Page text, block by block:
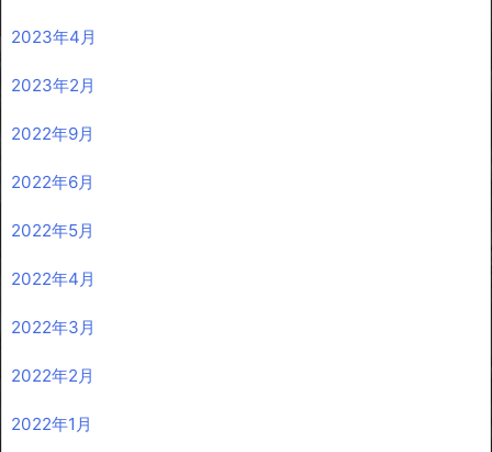
2023年4月
2023年2月
2022年9月
2022年6月
2022年5月
2022年4月
2022年3月
2022年2月
2022年1月